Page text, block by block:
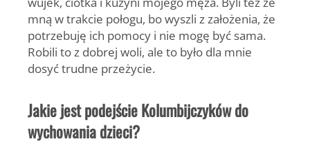
mną w trakcie połogu, bo wyszli z założenia, że
potrzebuję ich pomocy i nie mogę być sama.
Robili to z dobrej woli, ale to było dla mnie
dosyć trudne przeżycie.
Jakie jest podejście Kolumbijczyków do
wychowania dzieci?